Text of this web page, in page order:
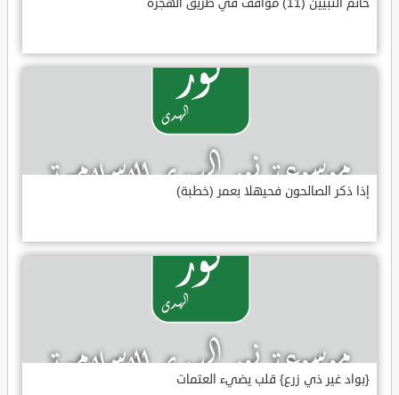
إذا ذكر الصالحون فحيهلا بعمر (خطبة)
{بواد غير ذي زرع} قلب يضيء العتمات